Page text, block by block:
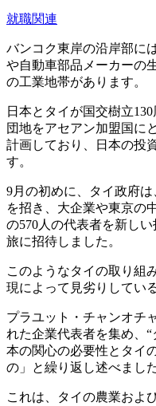
就職関連
バンコク東岸の沿岸部に
や自動車部品メーカーの
の工業地帯があります。
日本とタイが国交樹立
団地をアセアン加盟国に
計画しており、日本の投
す。
9月の初めに、タイ政府
を招き、大企業や東京の
の570人の代表者を新し
旅に招待しました。
このようなタイの取り組
現によって見劣りしてい
プラユット・チャンオチ
れた企業代表者を集め、“
本の関心の必要性とタイ
の」と繰り返し述べました
これは、タイの農業およ